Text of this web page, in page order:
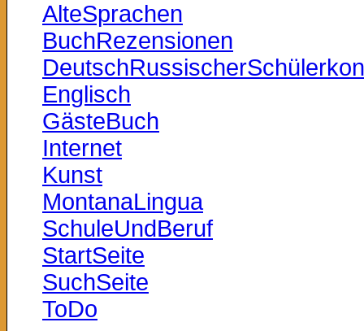
AlteSprachen
BuchRezensionen
Englisch
GästeBuch
Internet
Kunst
MontanaLingua
SchuleUndBeruf
StartSeite
SuchSeite
ToDo